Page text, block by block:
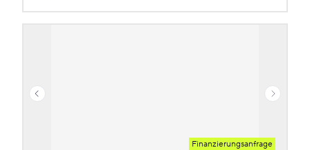
Finanzierungsanfrage